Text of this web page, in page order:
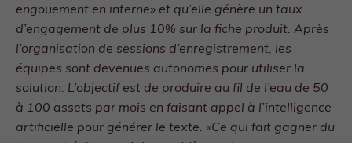
engouement en interne» et qu’elle génère un taux
d’engagement de plus 10% sur la fiche produit. Après
l’organisation de sessions d’enregistrement, les
équipes sont devenues autonomes pour utiliser la
solution. L’objectif est de produire au fil de l’eau de 50
à 100 assets par mois en faisant appel à l’intelligence
artificielle pour générer le texte. «Ce qui fait gagner du